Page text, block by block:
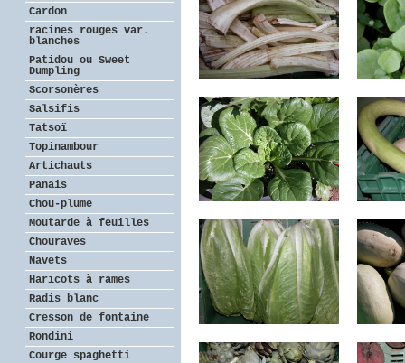
Cardon
racines rouges var.
blanches
Patidou ou Sweet
Dumpling
Scorsonères
Salsifis
Tatsoï
Topinambour
Artichauts
Panais
Chou-plume
Moutarde à feuilles
Chouraves
Navets
Haricots à rames
Radis blanc
Cresson de fontaine
Rondini
Courge spaghetti